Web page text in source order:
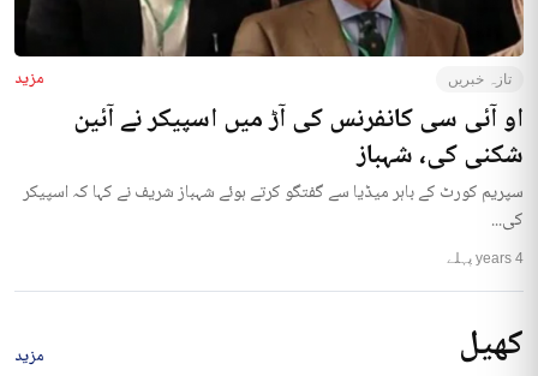
تازہ خبریں مزید
او آئی سی کانفرنس کی آڑ میں اسپیکر نے آئین
شکنی کی، شہباز
سپریم کورٹ کے باہر میڈیا سے گفتگو کرتے ہوئے شہباز شریف نے کہا کہ اسپیکر
کی...
4 years پہلے
کھیل مزید